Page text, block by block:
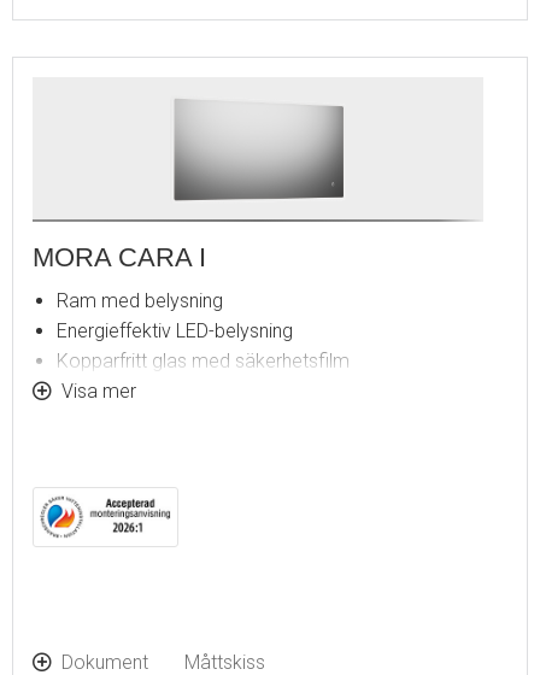
MORA CARA I
Ram med belysning
Energieffektiv LED-belysning
Kopparfritt glas med säkerhetsfilm
Imskydd
Utbyggnadsmått från vägg: 43 mm
Visa mer
Dokument Måttskiss